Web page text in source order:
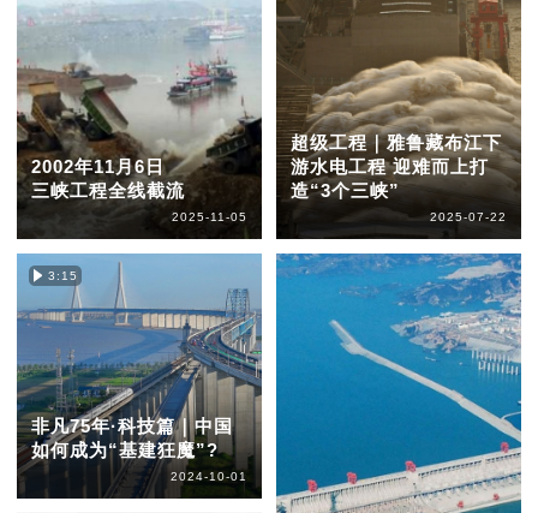
2002年11月6日
三峡工程全线截流
2025-11-05
超级工程｜雅鲁藏布江下
游水电工程 迎难而上打
造“3个三峡”
2025-07-22
3:15
非凡75年·科技篇｜中国
如何成为“基建狂魔”?
2024-10-01